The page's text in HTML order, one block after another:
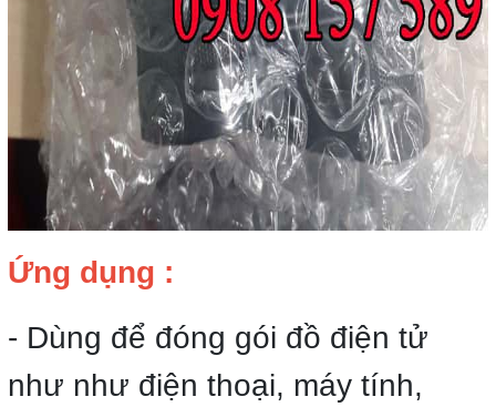
Ứng dụng :
- Dùng để đóng gói đồ điện tử
như như điện thoại, máy tính,